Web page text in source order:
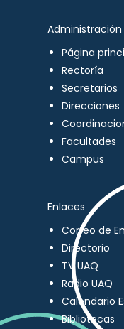
Página
Rectoría
Secretarios
Direcciones
Facultades
Campus
Enlaces
Correo de
Directorio
TV UAQ
Radio UAQ
Calendario
Bibliotecas